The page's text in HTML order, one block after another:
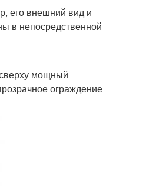
его внешний вид и
в непосредственной
мощный
ограждение